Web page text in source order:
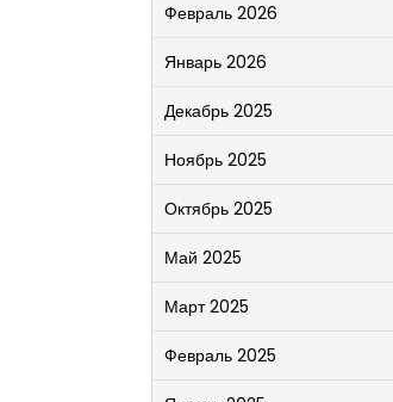
Февраль 2026
Январь 2026
Декабрь 2025
Ноябрь 2025
Октябрь 2025
Май 2025
Март 2025
Февраль 2025